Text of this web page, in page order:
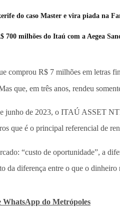
do caso Master e vira piada na
700 milhões do Itaú com a Aegea
comprou R$ 7 milhões em letras
que, em três anos, rendeu
junho de 2023, o ITAÚ ASSET
que é o principal referencial de
“custo de oportunidade”, a
da diferença entre o que o
WhatsApp do Metrópoles